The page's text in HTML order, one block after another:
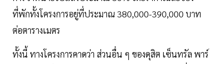
ที่พักทั้งโครงการอยู่ที่ประมาณ 380,000-390,000 บาท
ต่อตารางเมตร
ทั้งนี้ ทางโครงการคาดว่า ส่วนอื่น ๆ ของดุสิต เซ็นทรัล พาร์